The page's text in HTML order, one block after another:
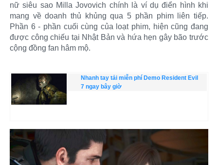
nữ siêu sao Milla Jovovich chính là ví dụ điển hình khi
mang về doanh thủ khủng qua 5 phần phim liên tiếp.
Phần 6 - phần cuối cùng của loạt phim, hiện cũng đang
được công chiếu tại Nhật Bản và hứa hẹn gây bão trước
cộng đồng fan hâm mộ.
Nhanh tay tải miễn phí Demo Resident Evil
7 ngay bây giờ